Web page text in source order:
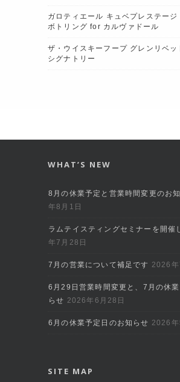
ガロティエール キュベプレステージ
ボトリング for カルヴァドール
ザ・ウイスキーフープ グレンリベ
シグナトリー
WHAT’S NEW
8月の休業予定と営業時間変更のお
年8月1日
ラムテイスティングセミナーを開催
年7月28日
7月の営業について補足です 2026年
6月29日営業時間変更と、7月の休
らせ 2026年6月28日
6月の休業予定日のお知らせ 2026年
SITE MAP